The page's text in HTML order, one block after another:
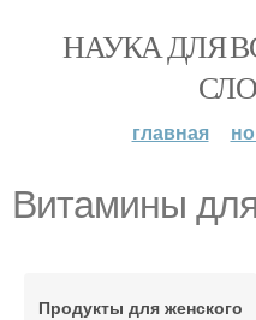
НАУКА ДЛЯ
главная
Витамины
Продукты для женского